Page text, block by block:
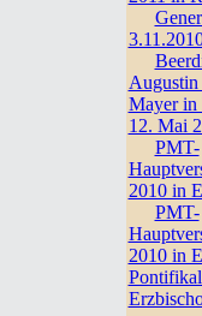
Mayer in
12. Mai
PMT-
2010 in
PMT-
2010 in